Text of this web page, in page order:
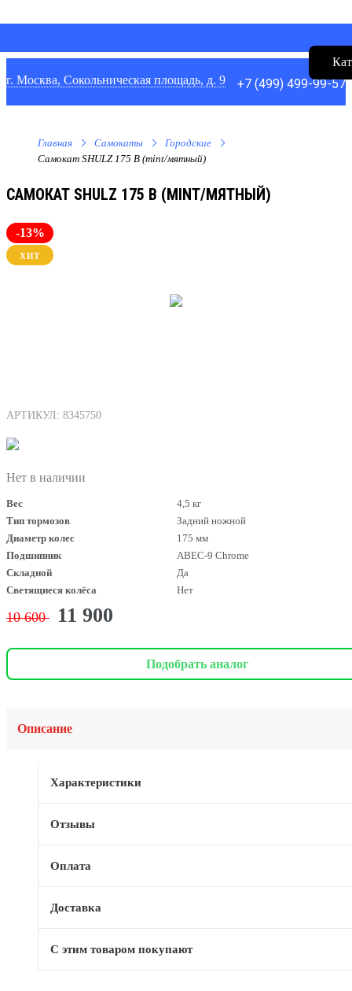
г. Москва, Сокольническая площадь, д. 9 +7 (499) 499-99-57
Главная Самокаты
Городские
Самокат SHULZ 175 В (mint/мятный)
САМОКАТ SHULZ 175 В (MINT/МЯТНЫЙ)
-13%
ХИТ
АРТИКУЛ: 8345750
Нет в наличии
Вес
4,5 кг
Тип тормозов
Задний ножной
Диаметр колес
175 мм
Подшипник
ABEC-9 Chrome
Складной
Да
Светящиеся колёса
Нет
10 600 11 900
Подобрать аналог
Описание
Характеристики
Отзывы
Оплата
Доставка
С этим товаром покупают